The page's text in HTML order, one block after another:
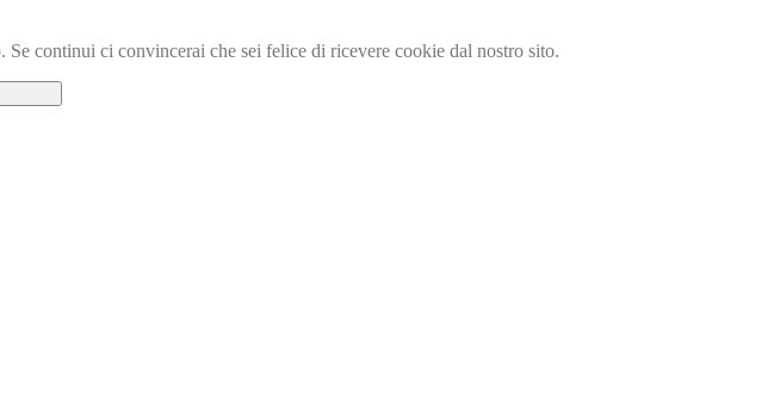
continui ci convincerai che sei felice di ricevere cookie dal nostro sito.